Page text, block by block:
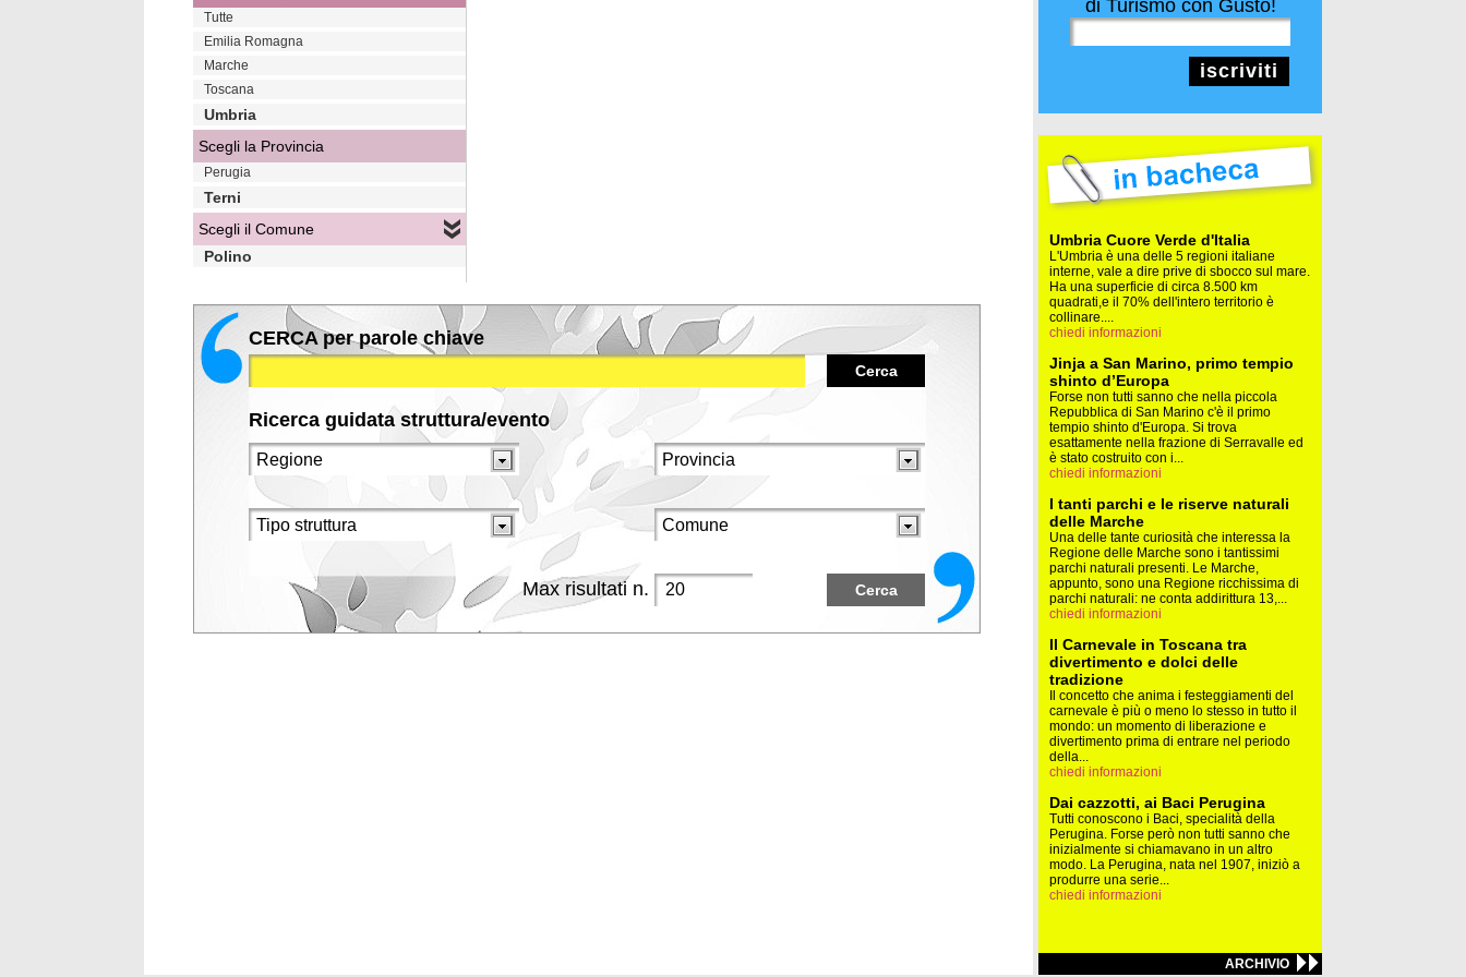
Tutte
Emilia Romagna
Marche
Toscana
Umbria
Scegli la Provincia
Perugia
Terni
Scegli il Comune
Polino
CERCA per parole chiave
Cerca
Ricerca guidata struttura/evento
Max risultati n. Cerca
di Turismo con Gusto!
iscriviti
Umbria Cuore Verde d'Italia
L'Umbria è una delle 5 regioni italiane
interne, vale a dire prive di sbocco sul mare.
Ha una superficie di circa 8.500 km
quadrati,e il 70% dell'intero territorio è
collinare....
chiedi informazioni
Jinja a San Marino, primo tempio
shinto d’Europa
Forse non tutti sanno che nella piccola
Repubblica di San Marino c'è il primo
tempio shinto d'Europa. Si trova
esattamente nella frazione di Serravalle ed
è stato costruito con i...
chiedi informazioni
I tanti parchi e le riserve naturali
delle Marche
Una delle tante curiosità che interessa la
Regione delle Marche sono i tantissimi
parchi naturali presenti. Le Marche,
appunto, sono una Regione ricchissima di
parchi naturali: ne conta addirittura 13,...
chiedi informazioni
Il Carnevale in Toscana tra
divertimento e dolci delle
tradizione
Il concetto che anima i festeggiamenti del
carnevale è più o meno lo stesso in tutto il
mondo: un momento di liberazione e
divertimento prima di entrare nel periodo
della...
chiedi informazioni
Dai cazzotti, ai Baci Perugina
Tutti conoscono i Baci, specialità della
Perugina. Forse però non tutti sanno che
inizialmente si chiamavano in un altro
modo. La Perugina, nata nel 1907, iniziò a
produrre una serie...
chiedi informazioni
ARCHIVIO